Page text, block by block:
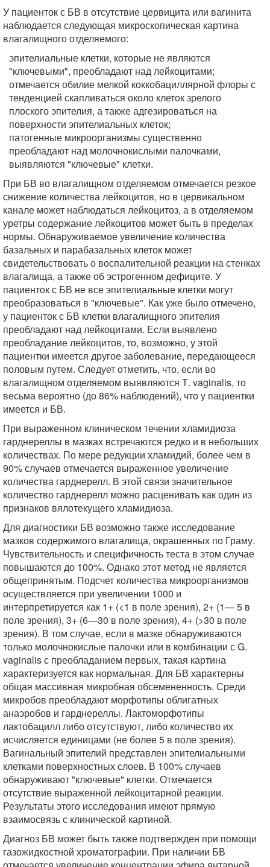
У пациенток с БВ в отсутствие цервицита или вагинита
наблюдается следующая микроскопическая картина
влагалищного отделяемого:
эпителиальные клетки, которые не являются
"ключевыми", преобладают над лейкоцитами;
отмечается обилие мелкой коккобациллярной флоры с
тенденцией скапливаться около клеток зрелого
плоского эпителия, а также адгезироваться на
поверхности эпителиальных клеток;
патогенные микроорганизмы существенно
преобладают над молочнокислыми палочками,
выявляются "ключевые" клетки.
При БВ во влагалищном отделяемом отмечается резкое
снижение количества лейкоцитов, но в цервикальном
канале может наблюдаться лейкоцитоз, а в отделяемом
уретры содержание лейкоцитов может быть в пределах
нормы. Обнаруживаемое увеличение количества
базальных и парабазальных клеток может
свидетельствовать о воспалительной реакции на стенках
влагалища, а также об эстрогенном дефиците. У
пациенток с БВ не все эпителиальные клетки могут
преобразоваться в "ключевые". Как уже было отмечено,
у пациенток с БВ клетки влагалищного эпителия
преобладают над лейкоцитами. Если выявлено
преобладание лейкоцитов, то, возможно, у этой
пациентки имеется другое заболевание, передающееся
половым путем. Следует отметить, что, если во
влагалищном отделяемом выявляются Т. vaginalis, то
весьма вероятно (до 86% наблюдений), что у пациентки
имеется и БВ.
При выраженном клиническом течении хламидиоза
гарднереллы в мазках встречаются редко и в небольших
количествах. По мере редукции хламидий, более чем в
90% случаев отмечается выраженное увеличение
количества гарднерелл. В этой связи значительное
количество гарднерелл можно расценивать как один из
признаков вялотекущего хламидиоза.
Для диагностики БВ возможно также исследование
мазков содержимого влагалища, окрашенных по Граму.
Чувствительность и специфичность теста в этом случае
повышаются до 100%. Однако этот метод не является
общепринятым. Подсчет количества микроорганизмов
осуществляется при увеличении 1000 и
интерпретируется как 1+ (<1 в поле зрения), 2+ (1— 5 в
поле зрения), 3+ (6—30 в поле зрения), 4+ (>30 в поле
зрения). В том случае, если в мазке обнаруживаются
только молочнокислые палочки или в комбинации с G.
vaginalis с преобладанием первых, такая картина
характеризуется как нормальная. Для БВ характерны
общая массивная микробная обсемененность. Среди
микробов преобладают морфотипы облигатных
анаэробов и гарднереллы. Лактоморфотипы
лактобацилл либо отсутствуют, либо количество их
исчисляется единицами (не более 5 в поле зрения).
Вагинальный эпителий представлен эпителиальными
клетками поверхностных слоев. В 100% случаев
обнаруживают "ключевые" клетки. Отмечается
отсутствие выраженной лейкоцитарной реакции.
Результаты этого исследования имеют прямую
взаимосвязь с клинической картиной.
Диагноз БВ может быть также подтвержден при помощи
газожидкостной хроматографии. При наличии БВ